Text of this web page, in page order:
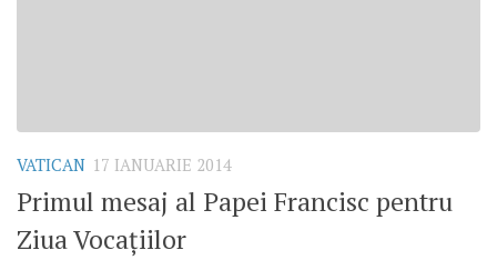
VATICAN 17 IANUARIE 2014
Primul mesaj al Papei Francisc pentru
Ziua Vocaţiilor